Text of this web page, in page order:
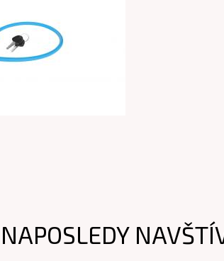
NAPOSLEDY